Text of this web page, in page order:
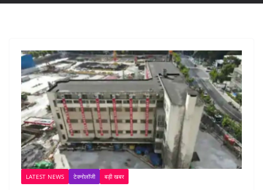
LATEST NEWS टेक्नोलॉजी बड़ी खबर